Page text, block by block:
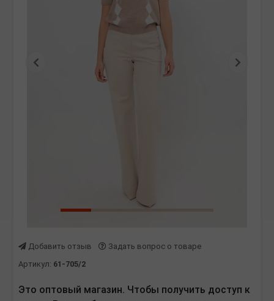
Предыдущая
Добавить отзыв
Задать вопрос о товаре
Артикул: 61-705/2
Это оптовый магазин. Чтобы получить доступ к